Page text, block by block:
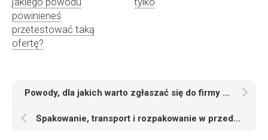
powinieneś
przetestować taką
ofertę?
Powody, dla jakich warto zgłaszać się do firmy przeprowadzkowej
Spakowanie, transport i rozpakowanie w przedsiębiorstwie Przeprowadzki od A do Z